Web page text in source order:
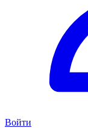
Войти